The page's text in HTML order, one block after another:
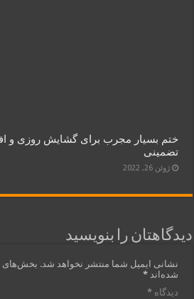
ختم بسیار مجرب برای گشایش روزی و
تضمینی
ژوئن 26, 2022
دیدگاهتان را بنویسید
نشانی ایمیل شما منتشر نخواهد شد. بخش‌های
شده‌اند*
دیدگاه*